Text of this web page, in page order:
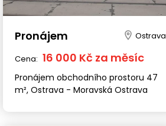
Pronájem Ostrava
Cena: 16 000 Kč za měsíc
Pronájem obchodního prostoru 47
m², Ostrava - Moravská Ostrava